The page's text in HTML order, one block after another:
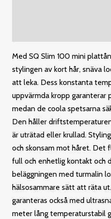
Med SQ Slim 100 mini
stylingen av kort hår, snäva
att leka. Dess konstanta
uppvärmda kropp
medan de coola spetsarna
Den håller
är uträtad eller krullad.
och skonsam mot håret.
full och enhetlig kontakt och
beläggningen med turmalin
hälsosammare sätt att räta
garanteras också med
meter lång temperaturstabil